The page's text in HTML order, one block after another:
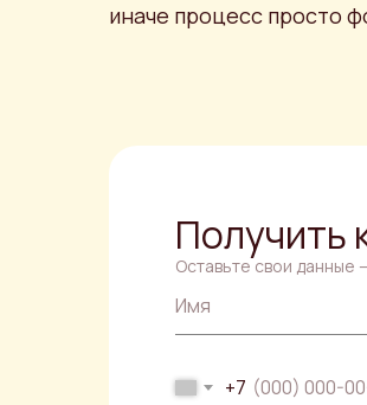
иначе процесс просто
Получить
Оставьте свои данные
Имя
+7